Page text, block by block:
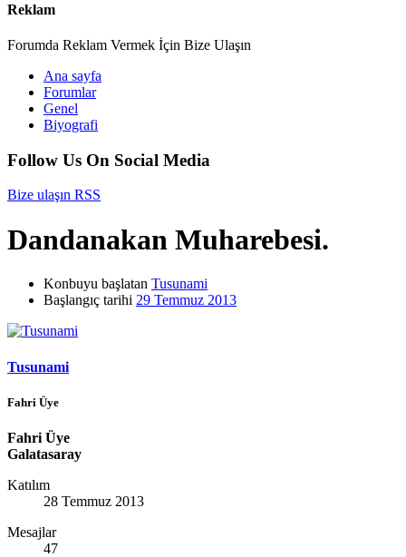
Reklam
Forumda Reklam Vermek İçin Bize Ulaşın
Ana sayfa
Forumlar
Genel
Biyografi
Follow Us On Social Media
Bize ulaşın RSS
Dandanakan Muharebesi.
Konbuyu başlatan Tusunami
Başlangıç tarihi 29 Temmuz 2013
Tusunami
Fahri Üye
Fahri Üye
Galatasaray
Katılım
28 Temmuz 2013
Mesajlar
47